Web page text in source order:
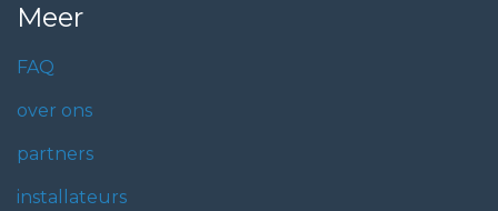
Meer
FAQ
over ons
partners
installateurs